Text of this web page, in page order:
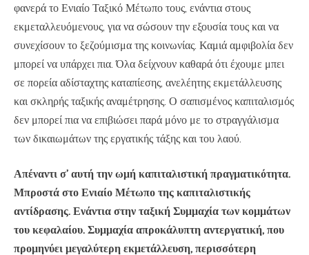
φανερά το Ενιαίο Ταξικό Μέτωπο τους, ενάντια στους
εκμεταλλευόμενους, για να σώσουν την εξουσία τους και να
συνεχίσουν το ξεζούμισμα της κοινωνίας. Καμιά αμφιβολία δεν
μπορεί να υπάρχει πια. Όλα δείχνουν καθαρά ότι έχουμε μπει
σε πορεία αδίσταχτης καταπίεσης, ανελέητης εκμετάλλευσης
και σκληρής ταξικής αναμέτρησης. Ο σαπισμένος καπιταλισμός
δεν μπορεί πια να επιβιώσει παρά μόνο με το στραγγάλισμα
των δικαιωμάτων της εργατικής τάξης και του λαού.
Απέναντι σ’ αυτή την ωμή καπιταλιστική πραγματικότητα.
Μπροστά στο Ενιαίο Μέτωπο της καπιταλιστικής
αντίδρασης. Ενάντια στην ταξική Συμμαχία των κομμάτων
του κεφαλαίου. Συμμαχία απροκάλυπτη αντεργατική, που
προμηνύει μεγαλύτερη εκμετάλλευση, περισσότερη